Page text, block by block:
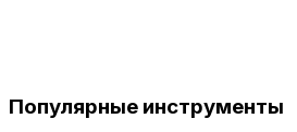
Популярные инструменты